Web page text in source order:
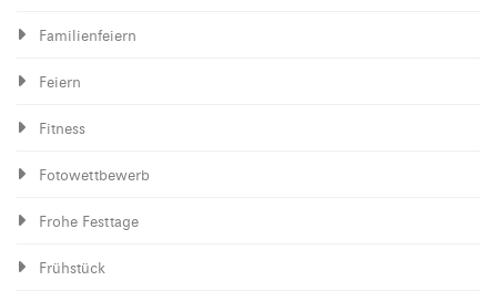
Familienfeiern
Feiern
Fitness
Fotowettbewerb
Frohe Festtage
Frühstück